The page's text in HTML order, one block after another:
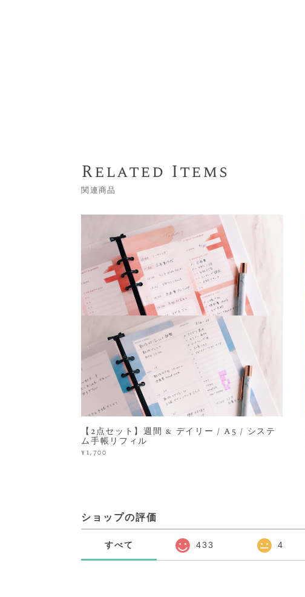
Related Items
関連商品
【2点セット】週間 & デイリー / A5 / システ
ム手帳リフィル
¥1,700
ショップの評価
すべて 433 4